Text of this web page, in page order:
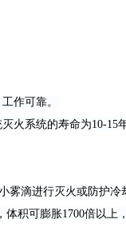
作可靠。
火系统的寿命为10-15年
滴进行灭火或防护冷
积可膨胀1700倍以上